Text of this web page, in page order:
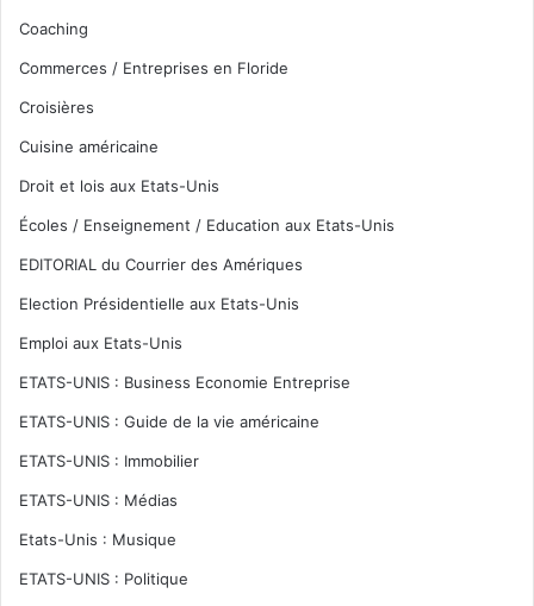
Coaching
Commerces / Entreprises en Floride
Croisières
Cuisine américaine
Droit et lois aux Etats-Unis
Écoles / Enseignement / Education aux Etats-Unis
EDITORIAL du Courrier des Amériques
Election Présidentielle aux Etats-Unis
Emploi aux Etats-Unis
ETATS-UNIS : Business Economie Entreprise
ETATS-UNIS : Guide de la vie américaine
ETATS-UNIS : Immobilier
ETATS-UNIS : Médias
Etats-Unis : Musique
ETATS-UNIS : Politique